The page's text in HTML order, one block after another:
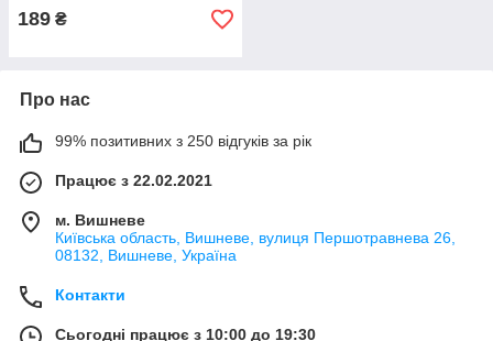
189 ₴
Про нас
99% позитивних з 250 відгуків за рік
Працює з 22.02.2021
м. Вишневе
Київська область, Вишневе, вулиця Першотравнева 26,
08132, Вишневе, Україна
Контакти
Сьогодні працює з 10:00 до 19:30